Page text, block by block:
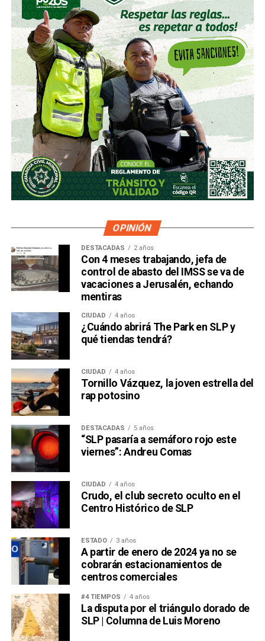
OPINIÓN
DESTACADAS 2 años
Con 4 meses trabajando, jefa de
control de abasto del IMSS se va de
vacaciones a Jerusalén, echando
mentiras
CIUDAD 4 años
¿Cuándo abrirá The Park en SLP y
qué tiendas tendrá?
CIUDAD 4 años
Tornillo Vázquez, la joven estrella del
rap potosino
DESTACADAS 5 años
“SLP pasaría a semáforo rojo este
viernes”: Andreu Comas
CIUDAD 4 años
Crudo, el club secreto oculto en el
Centro Histórico de SLP
ESTADO 3 años
A partir de enero de 2024 ya no se
cobrarán estacionamientos de
centros comerciales
#4 TIEMPOS 4 años
La disputa por el triángulo dorado de
SLP | Columna de Luis Moreno